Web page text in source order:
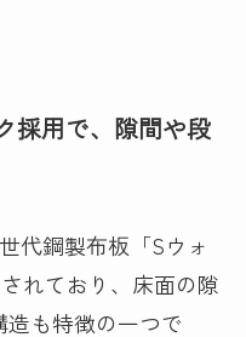
採用で、隙間や段
代鋼製布板「Sウォ
れており、床面の隙
も特徴の一つで